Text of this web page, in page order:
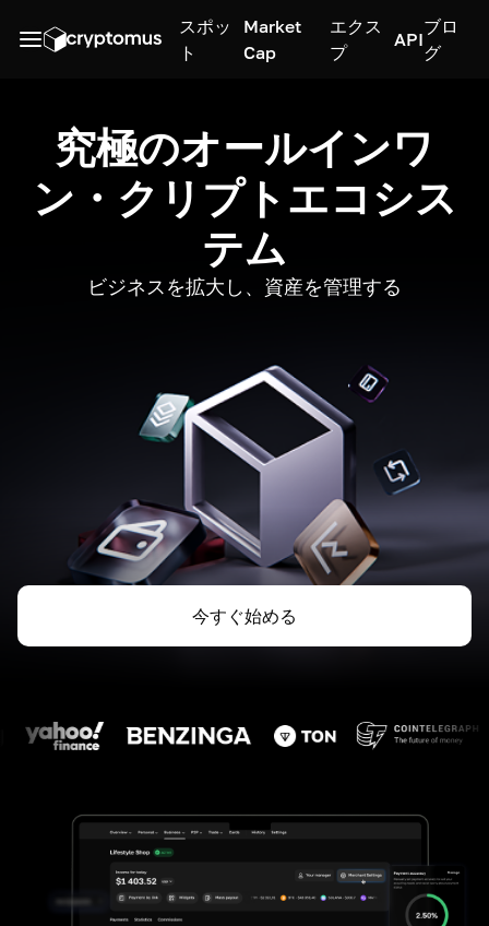
スポッ
ト
Market
Cap
エクス
プ
API
ブロ
グ
究極のオールインワ
ン・クリプトエコシス
テム
ビジネスを拡大し、資産を管理する
今すぐ始める